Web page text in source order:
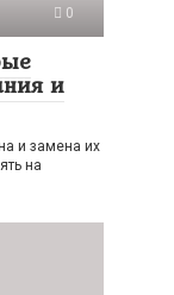
0
и
и замена их
на